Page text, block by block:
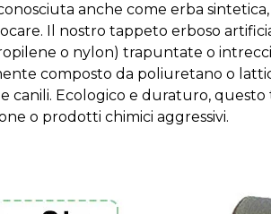
anche come erba
Il nostro tappeto erboso
o nylon) trapuntate o
composto da poliuretano o
canili. Ecologico e duraturo,
o prodotti chimici aggressivi.